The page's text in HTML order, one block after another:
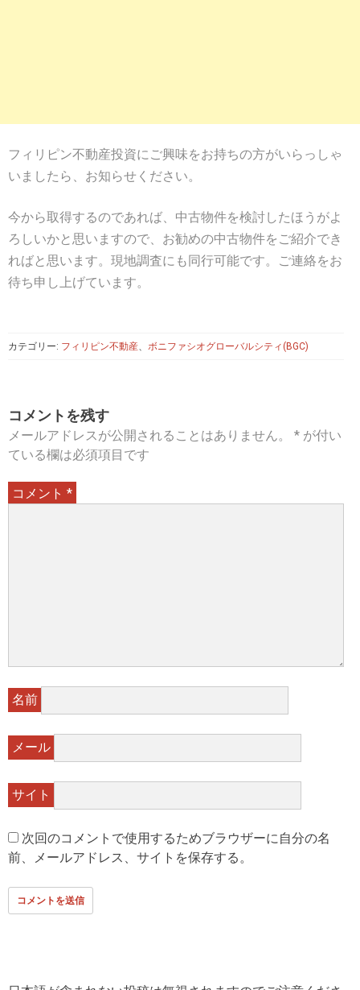
フィリピン不動産投資にご興味をお持ちの方がいらっしゃ
いましたら、お知らせください。
今から取得するのであれば、中古物件を検討したほうがよ
ろしいかと思いますので、お勧めの中古物件をご紹介でき
ればと思います。現地調査にも同行可能です。ご連絡をお
待ち申し上げています。
カテゴリー: フィリピン不動産、 ボニファシオグローバルシティ(BGC)
コメントを残す
メールアドレスが公開されることはありません。 * が付い
ている欄は必須項目です
コメント *
名前
メール
サイト
次回のコメントで使用するためブラウザーに自分の名
前、メールアドレス、サイトを保存する。